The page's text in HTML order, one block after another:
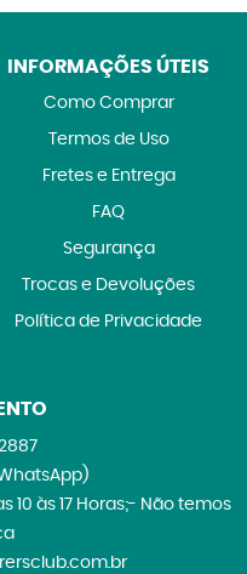
INFORMAÇÕES ÚTEIS
Como Comprar
Termos de Uso
Fretes e Entrega
FAQ
Segurança
Trocas e Devoluções
Política de Privacidade
10 às 17 Horas;- Não temos